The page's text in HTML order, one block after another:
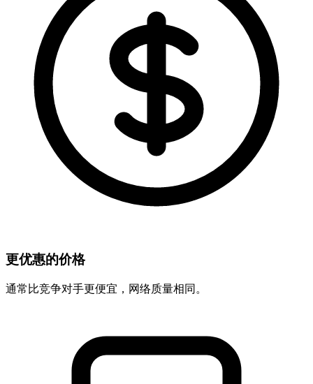
更优惠的价格
通常比竞争对手更便宜，网络质量相同。